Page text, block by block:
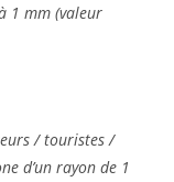
1 mm (valeur
/ touristes /
d’un rayon de 1